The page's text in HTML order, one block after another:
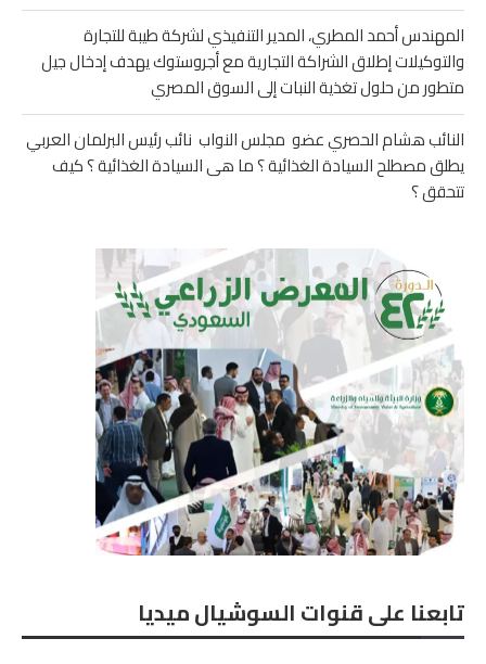
المهندس أحمد المطري، المدير التنفيذي لشركة طيبة للتجارة
والتوكيلات إطلاق الشراكة التجارية مع أجروستوك يهدف إدخال جيل
متطور من حلول تغذية النبات إلى السوق المصري
النائب هشام الحصري عضو مجلس النواب نائب رئيس البرلمان العربي
يطلق مصطلح السيادة الغذائية ؟ ما هى السيادة الغذائية ؟ كيف
تتحقق ؟
تابعنا على قنوات السوشيال ميديا